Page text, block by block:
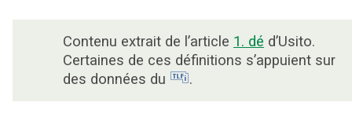
Contenu extrait de l’article 1. dé d’Usito.
Certaines de ces définitions s’appuient sur
des données du
.